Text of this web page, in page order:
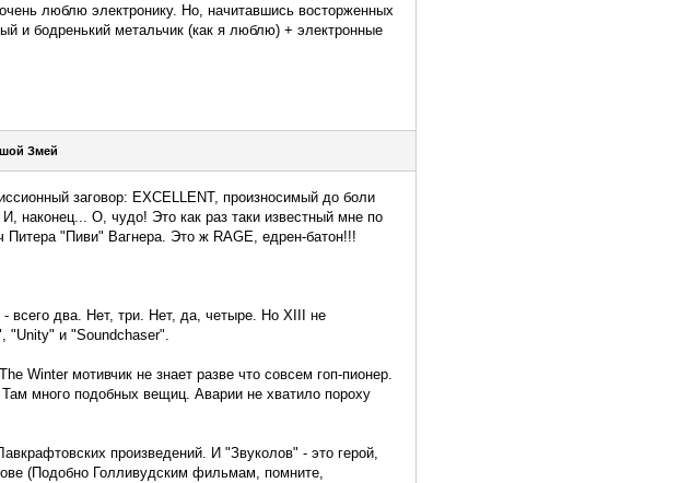
люблю электронику. Но, начитавшись восторженных
и бодренький метальчик (как я люблю) + электронные
Змей
заговор: EXCELLENT, произносимый до боли
наконец... О, чудо! Это как раз таки известный мне по
"Пиви" Вагнера. Это ж RAGE, едрен-батон!!!
два. Нет, три. Нет, да, четыре. Но XIII не
"Unity" и "Soundchaser".
Winter мотивчик не знает разве что совсем гоп-пионер.
много подобных вещиц. Аварии не хватило пороху
произведений. И "Звуколов" - это герой,
(Подобно Голливудским фильмам, помните,